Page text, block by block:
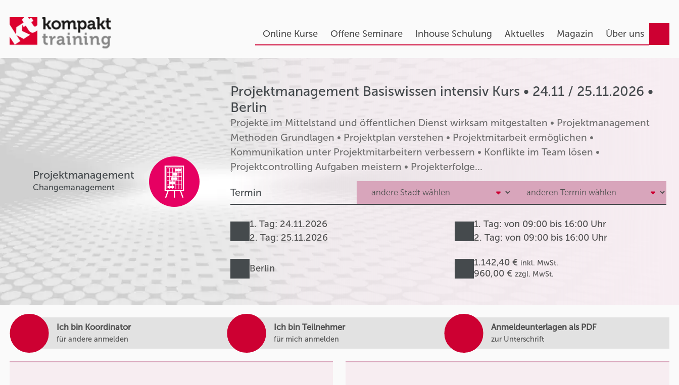
Online Kurse Offene Seminare Inhouse Schulung Aktuelles Magazin Über uns
Projektmanagement
Changemanagement
Projektmanagement Basiswissen intensiv Kurs • 24.11 / 25.11.2026 •
Berlin
Projekte im Mittelstand und öffentlichen Dienst wirksam mitgestalten • Projektmanagement
Methoden Grundlagen • Projektplan verstehen • Projektmitarbeit ermöglichen •
Kommunikation unter Projektmitarbeitern verbessern • Konflikte im Team lösen •
ׇProjektcontrolling Aufgaben meistern • Projekterfolge...
Termin
1. Tag: 24.11.2026
2. Tag: 25.11.2026
1. Tag: von 09:00 bis 16:00 Uhr
2. Tag: von 09:00 bis 16:00 Uhr
Berlin
1.142,40 € inkl. MwSt.
960,00 € zzgl. MwSt.
Ich bin Koordinator
für andere anmelden
Ich bin Teilnehmer
für mich anmelden
Anmeldeunterlagen als PDF
zur Unterschrift